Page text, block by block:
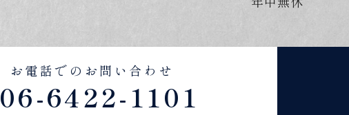
お電話でのお問い合わせ
06-6422-1101